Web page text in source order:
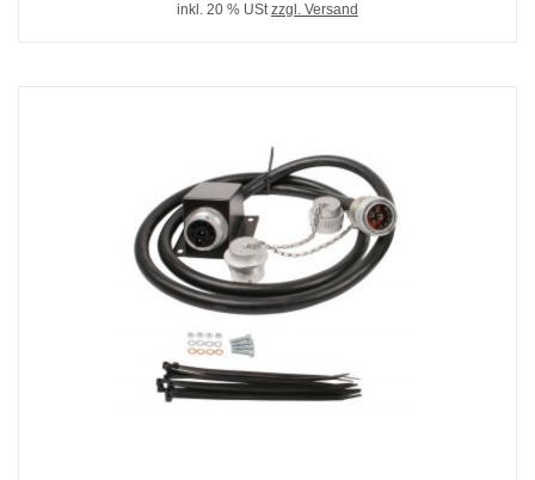
inkl. 20 % UStzzgl. Versand